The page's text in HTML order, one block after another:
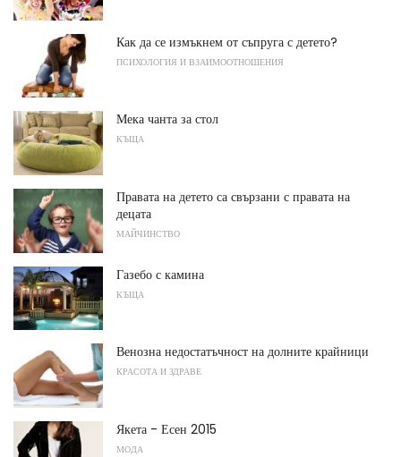
Как да се измъкнем от съпруга с детето?
ПСИХОЛОГИЯ И ВЗАИМООТНОШЕНИЯ
Мека чанта за стол
КЪЩА
Правата на детето са свързани с правата на
децата
МАЙЧИНСТВО
Газебо с камина
КЪЩА
Венозна недостатъчност на долните крайници
КРАСОТА И ЗДРАВЕ
Якета - Есен 2015
МОДА